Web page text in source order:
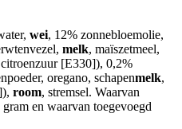
wei, 12% zonnebloemolie,
melk, maïszetmeel,
[E330]), 0,2%
oregano, schapenmelk,
room, stremsel. Waarvan
en waarvan toegevoegd